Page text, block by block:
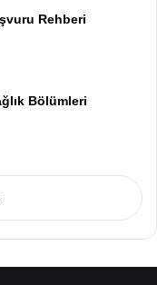
Rehberi
Bölümleri